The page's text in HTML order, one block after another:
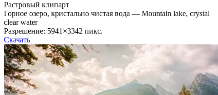
Растровый клипарт
Горное озеро, кристально чистая вода — Mountain lake, crystal
clear water
Разрешение: 5941×3342 пикс.
Скачать